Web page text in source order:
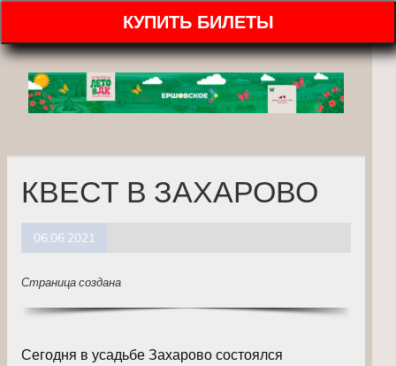
КУПИТЬ БИЛЕТЫ
КВЕСТ В ЗАХАРОВО
06.06.2021
Страница создана
Сегодня в усадьбе Захарово состоялся